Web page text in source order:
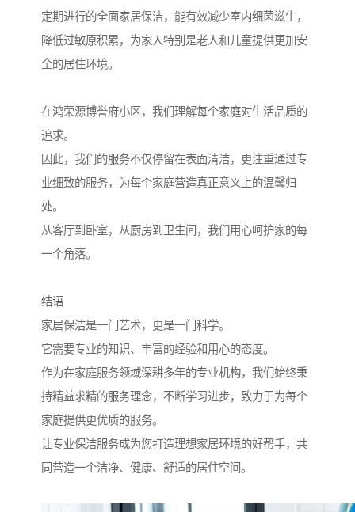
定期进行的全面家居保洁，能有效减少室内细菌滋生，
降低过敏原积累，为家人特别是老人和儿童提供更加安
全的居住环境。
在鸿荣源博誉府小区，我们理解每个家庭对生活品质的
追求。
因此，我们的服务不仅停留在表面清洁，更注重通过专
业细致的服务，为每个家庭营造真正意义上的温馨归
处。
从客厅到卧室，从厨房到卫生间，我们用心呵护家的每
一个角落。
结语
家居保洁是一门艺术，更是一门科学。
它需要专业的知识、丰富的经验和用心的态度。
作为在家庭服务领域深耕多年的专业机构，我们始终秉
持精益求精的服务理念，不断学习进步，致力于为每个
家庭提供更优质的服务。
让专业保洁服务成为您打造理想家居环境的好帮手，共
同营造一个洁净、健康、舒适的居住空间。